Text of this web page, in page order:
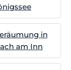
in
am Inn